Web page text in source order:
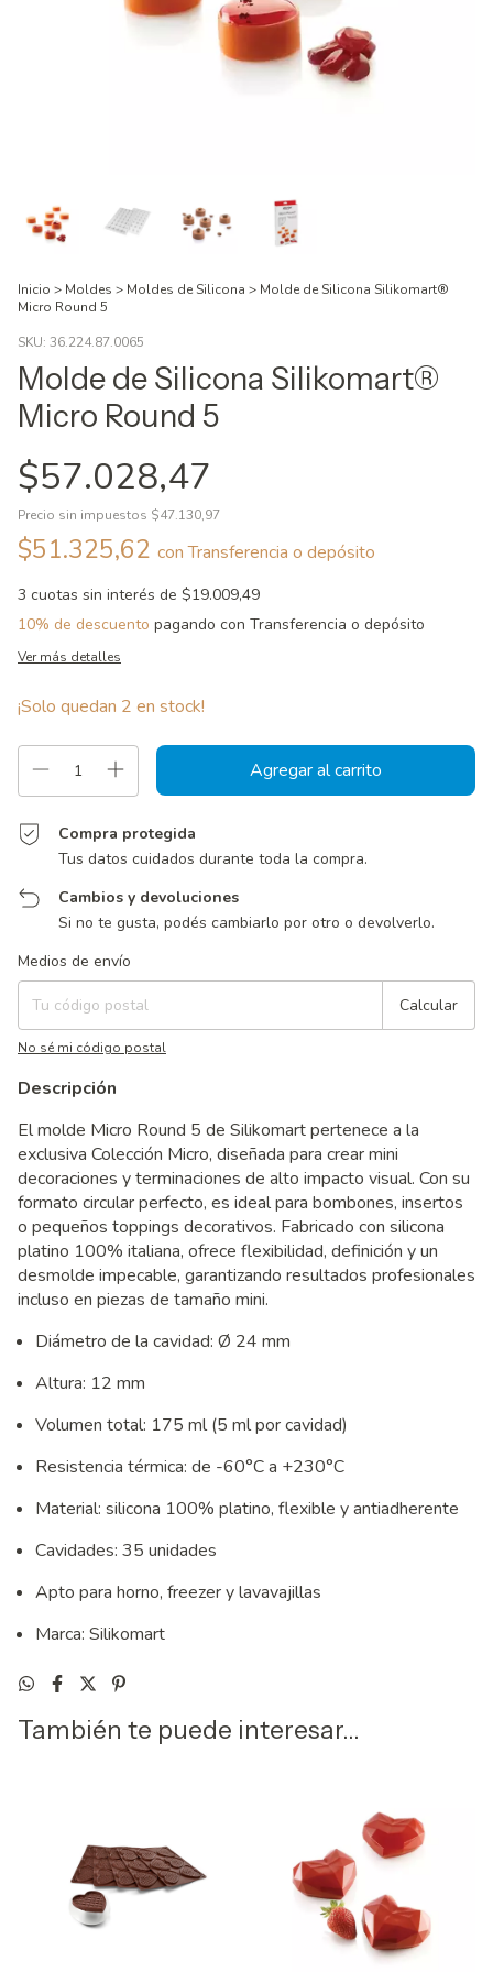
Inicio > Moldes > Moldes de Silicona > Molde de Silicona Silikomart®
Micro Round 5
SKU: 36.224.87.0065
Molde de Silicona Silikomart®
Micro Round 5
$57.028,47
Precio sin impuestos $47.130,97
$51.325,62 con Transferencia o depósito
3 cuotas sin interés de $19.009,49
10% de descuento pagando con Transferencia o depósito
Ver más detalles
¡Solo quedan 2 en stock!
Compra protegida
Tus datos cuidados durante toda la compra.
Cambios y devoluciones
Si no te gusta, podés cambiarlo por otro o devolverlo.
Entregas para el CP:
Medios de envío
Calcular
No sé mi código postal
Descripción
El molde Micro Round 5 de Silikomart pertenece a la
exclusiva Colección Micro, diseñada para crear mini
decoraciones y terminaciones de alto impacto visual. Con su
formato circular perfecto, es ideal para bombones, insertos
o pequeños toppings decorativos. Fabricado con silicona
platino 100% italiana, ofrece flexibilidad, definición y un
desmolde impecable, garantizando resultados profesionales
incluso en piezas de tamaño mini.
Diámetro de la cavidad: Ø 24 mm
Altura: 12 mm
Volumen total: 175 ml (5 ml por cavidad)
Resistencia térmica: de -60°C a +230°C
Material: silicona 100% platino, flexible y antiadherente
Cavidades: 35 unidades
Apto para horno, freezer y lavavajillas
Marca: Silikomart
También te puede interesar...